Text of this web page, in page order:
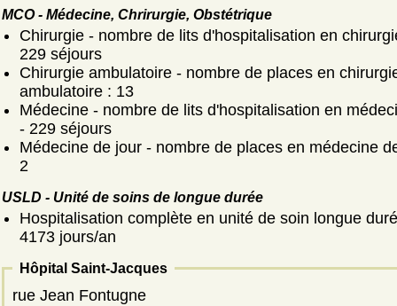
MCO - Médecine, Chrirurgie, Obstétrique
Chirurgie - nombre de lits d'hospitalisation en
229 séjours
Chirurgie ambulatoire - nombre de places en
ambulatoire : 13
Médecine - nombre de lits d'hospitalisation en
- 229 séjours
Médecine de jour - nombre de places en médecine
2
USLD - Unité de soins de longue durée
Hospitalisation complète en unité de soin longue
4173 jours/an
Hôpital Saint-Jacques
rue Jean Fontugne